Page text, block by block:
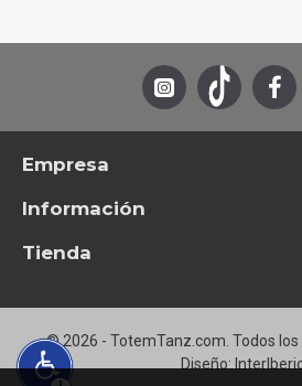
Empresa
Información
Tienda
© 2026 - TotemTanz.com. Todos los
Diseño: